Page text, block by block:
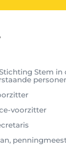
Stem in
voorzitter